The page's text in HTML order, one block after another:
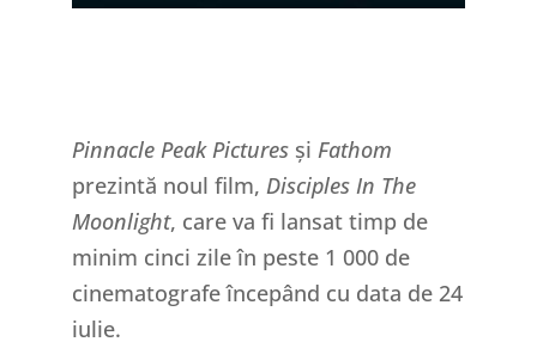
Pinnacle Peak Picturesși Fathom
prezintă noul film, Disciples In The
Moonlight, care va fi lansat timp de
minim cinci zile în peste 1 000 de
cinematografe începând cu data de 24
iulie.